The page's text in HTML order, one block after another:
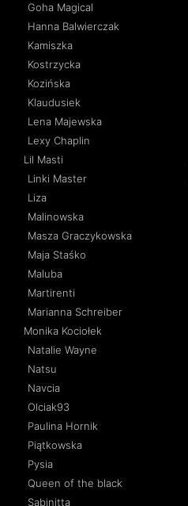
Goha Magical
Hanna Balwierczak
Kamiszka
Kostrzycka
Kozińska
Klaudusiek
Lena Majewska
Lexy Chaplin
Lil Masti
Linki Master
Liza
Malinowska
Masza Graczykowska
Maja Staśko
Maluba
Martirenti
Marianna Schreiber
Monika Kociołek
Natalie Wayne
Natsu
Navcia
Olciak93
Paulina Hornik
Piątkowska
Pysia
Queen of the black
Sabinitta